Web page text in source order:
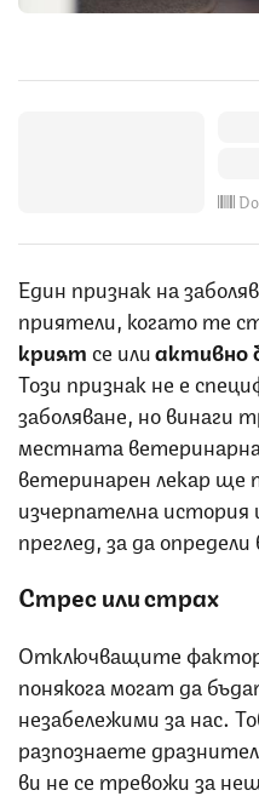
Един признак на
приятели, когато те
криятсе илиактивно
Този признак не е
заболяване, но винаги
местната
ветеринарен лекар ще
изчерпателна история
преглед, за да
Стрес или страх
Отключващите
понякога могат да
незабележими за нас.
разпознаете
ви не се тревожи за